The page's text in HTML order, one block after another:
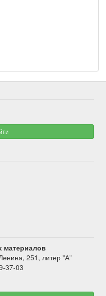
материалов
251, литер "А"
37-03